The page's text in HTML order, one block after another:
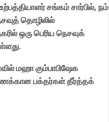
சங்கம் சார்பில், நம்
தொழிலில்
ஒரு பெரிய நெசவுக்
மஹா கும்பாபிஷேக
பக்தர்கள் தீர்த்தக்